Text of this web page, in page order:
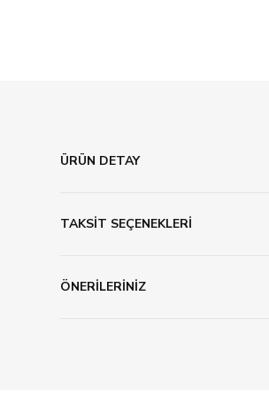
ÜRÜN DETAY
TAKSİT SEÇENEKLERİ
ÖNERİLERİNİZ